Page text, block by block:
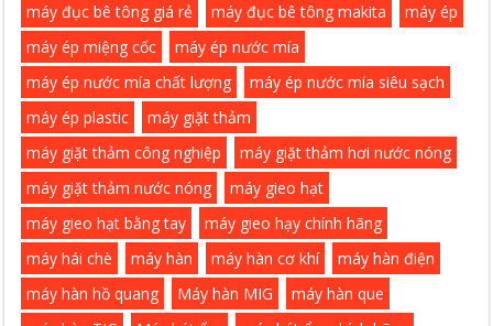
máy đục bê tông giá rẻ
máy đục bê tông makita
máy ép
máy ép miệng cốc
máy ép nước mía
máy ép nước mía chất lượng
máy ép nước mía siêu sạch
máy ép plastic
máy giặt thảm
máy giặt thảm công nghiệp
máy giặt thảm hơi nước nóng
máy giặt thảm nước nóng
máy gieo hạt
máy gieo hạt bằng tay
máy gieo hạy chính hãng
máy hái chè
máy hàn máy hàn cơ khí
máy hàn điện
máy hàn hồ quang
Máy hàn MIG
máy hàn que